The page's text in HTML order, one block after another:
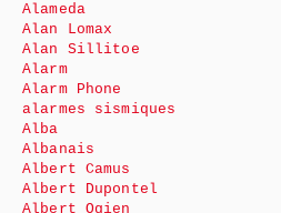
Alameda
Alan Lomax
Alan Sillitoe
Alarm
Alarm Phone
alarmes sismiques
Alba
Albanais
Albert Camus
Albert Dupontel
Albert Ogien